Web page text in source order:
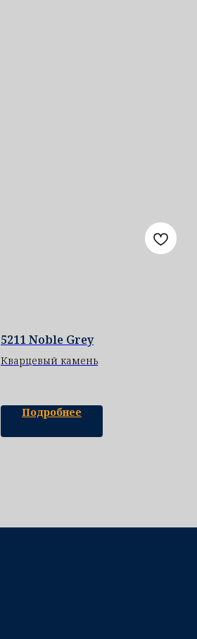
5211 Noble Grey
Кварцевый камень
Подробнее